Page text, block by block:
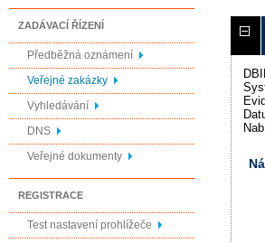
ZADÁVACÍ ŘÍZENÍ
Předběžná oznámení
Veřejné zakázky
Vyhledávání
DNS
Veřejné dokumenty
REGISTRACE
Test nastavení prohlížeče